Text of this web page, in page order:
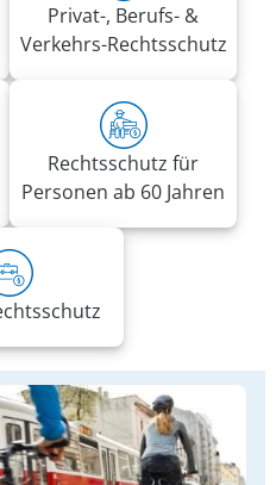
Privat-, Berufs- &
Verkehrs-Rechtsschutz
Rechtsschutz für
Personen ab 60 Jahren